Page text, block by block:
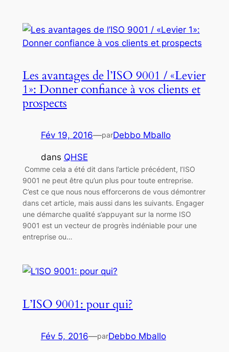
Les avantages de l’ISO 9001 / «Levier
1»: Donner confiance à vos clients et
prospects
Fév 19, 2016—parDebbo Mballo
dans QHSE
Comme cela a été dit dans l’article précédent, l’ISO
9001 ne peut être qu’un plus pour toute entreprise.
C’est ce que nous nous efforcerons de vous démontrer
dans cet article, mais aussi dans les suivants. Engager
une démarche qualité s’appuyant sur la norme ISO
9001 est un vecteur de progrès indéniable pour une
entreprise ou…
L’ISO 9001: pour qui?
Fév 5, 2016—parDebbo Mballo